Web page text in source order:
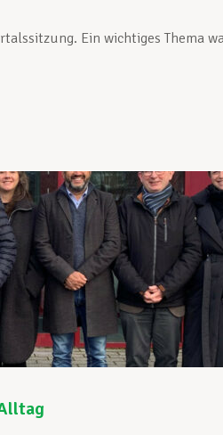
Ein wichtiges Thema